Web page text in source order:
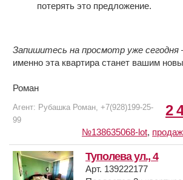
потерять это предложение.
Запишитесь на просмотр уже сегодня
именно эта квартира станет вашим
Роман
2
Агент: Рубашка Роман, +7(928)199-25-
99
№138635068-lot,
Туполева ул., 4
Арт. 139222177